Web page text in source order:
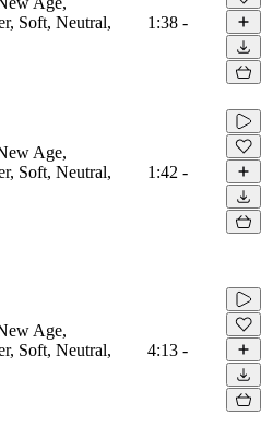
Soft, Neutral,
1:38 -
Age,
Soft, Neutral,
1:42 -
Age,
Soft, Neutral,
4:13 -